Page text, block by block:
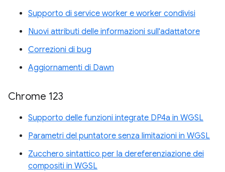
Supporto di service worker e worker condivisi
Nuovi attributi delle informazioni sull'adattatore
Correzioni di bug
Aggiornamenti di Dawn
Chrome 123
Supporto delle funzioni integrate DP4a in WGSL
Parametri del puntatore senza limitazioni in WGSL
Zucchero sintattico per la dereferenziazione dei
compositi in WGSL